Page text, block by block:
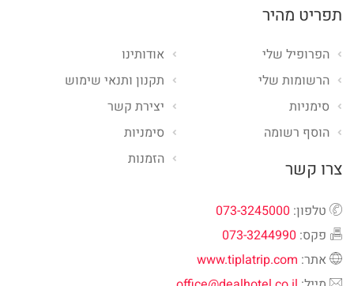
תפריט מהיר
אודותינו
תקנון ותנאי שימוש
יצירת קשר
סימניות
הזמנות
הפרופיל שלי
הרשומות שלי
סימניות
הוסף רשומה
צרו קשר
טלפון: 073-3245000
פקס: 073-3244990
אתר: www.tiplatrip.com